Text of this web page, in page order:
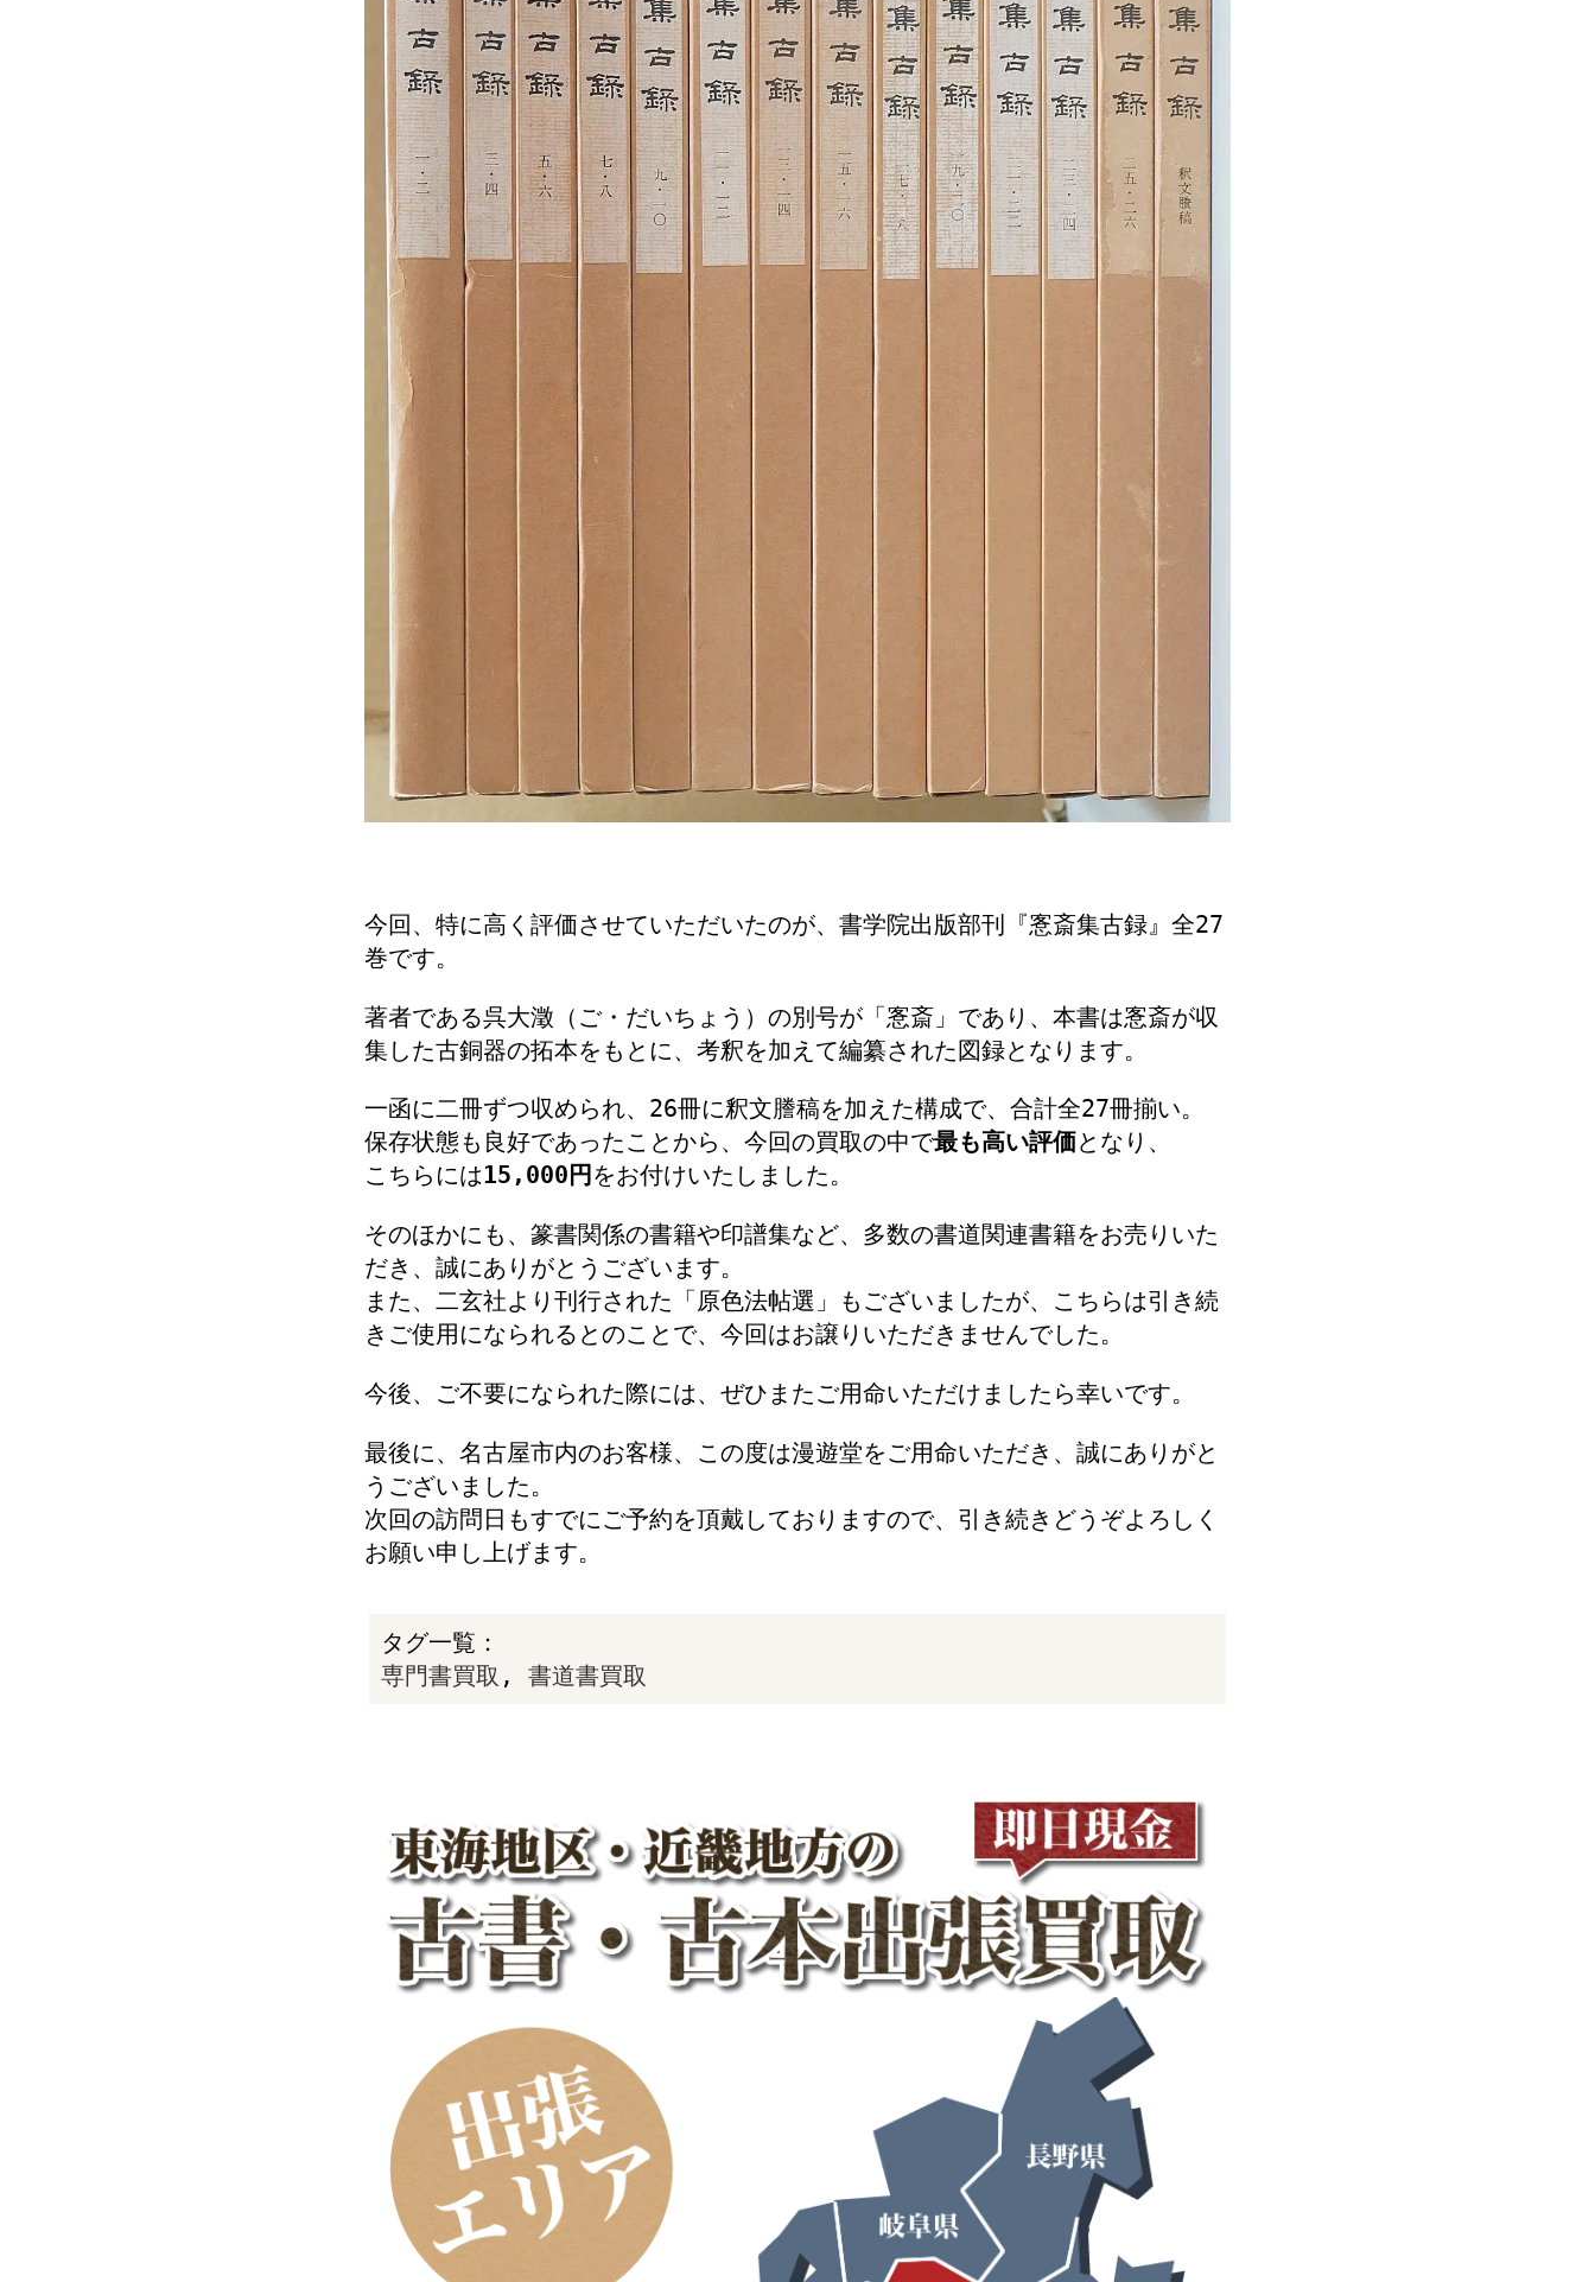
今回、特に高く評価させていただいたのが、書学院出版部刊『愙斎集古録』全27
巻です。
著者である呉大澂 （ご・だいちょう）の別号が「愙斎」であり、本書は愙斎が収
集した古銅器の拓本をもとに、考釈を加えて編纂された図録となります。
一函に二冊ずつ収められ、26冊に釈文謄稿を加えた構成で、合計全27冊揃い。
保存状態も良好であったことから、今回の買取の中で最も高い評価となり、
こちらには15,000円 をお付けいたしました。
そのほかにも、篆書関係の書籍や印譜集など、多数の書道関連書籍をお売りいた
だき、誠にありがとうございます。
また、二玄社より刊行された「原色法帖選」もございましたが、こちらは引き続
きご使用になられるとのことで、今回はお譲りいただきませんでした。
今後、ご不要になられた際には、ぜひまたご用命いただけましたら幸いです。
最後に、名古屋市内のお客様、この度は漫遊堂をご用命いただき、誠にありがと
うございました。
次回の訪問日もすでにご予約を頂戴しておりますので、引き続きどうぞよろしく
お願い申し上げます。
タグ一覧：
専門書買取 , 書道書買取